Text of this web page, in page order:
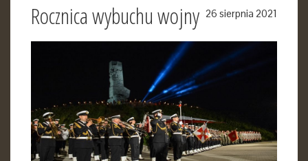
26 sierpnia 2021
Rocznica wybuchu wojny